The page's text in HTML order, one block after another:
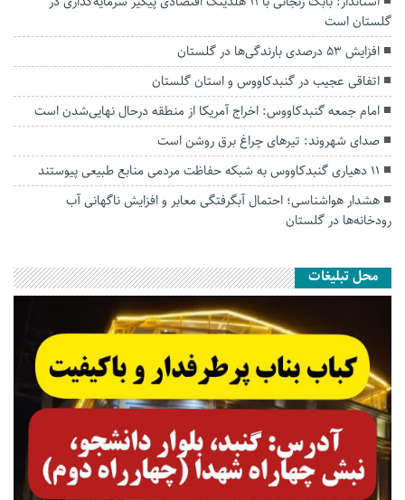
گلستان است
افزایش ۵۳ درصدی بارندگی‌ها در گلستان
اتفاقی عجیب در‌ گنبدکاووس و استان گلستان
امام جمعه گنبدکاووس: اخراج آمریکا از منطقه درحال نهایی‌شدن است
صدای شهروند: تیرهای چراغ برق روشن است
۱۱ دهیاری گنبدکاووس به شبکه حفاظت مردمی منابع طبیعی پیوستند
هشدار هواشناسی؛ احتمال آبگرفتگی معابر و افزایش ناگهانی آب
رودخانه‌ها در گلستان
محل تبلیغات